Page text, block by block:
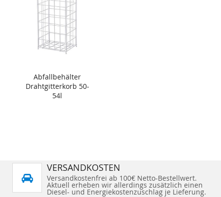
Abfallbehälter
Drahtgitterkorb 50-
54l
VERSANDKOSTEN
Versandkostenfrei ab 100€ Netto-Bestellwert.
Aktuell erheben wir allerdings zusätzlich einen
Diesel- und Energiekostenzuschlag je Lieferung.